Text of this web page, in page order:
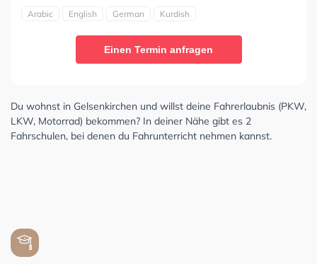
Arabic English German Kurdish
Einen Termin anfragen
Du wohnst in Gelsenkirchen und willst deine Fahrerlaubnis (PKW,
LKW, Motorrad) bekommen? In deiner Nähe gibt es 2
Fahrschulen, bei denen du Fahrunterricht nehmen kannst.